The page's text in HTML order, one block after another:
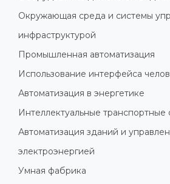
Окружающая среда и системы
инфраструктурой
Промышленная автоматизация
Использование интерфейса
Автоматизация в энергетике
Интеллектуальные транспортные
Автоматизация зданий и
электроэнергией
Умная фабрика